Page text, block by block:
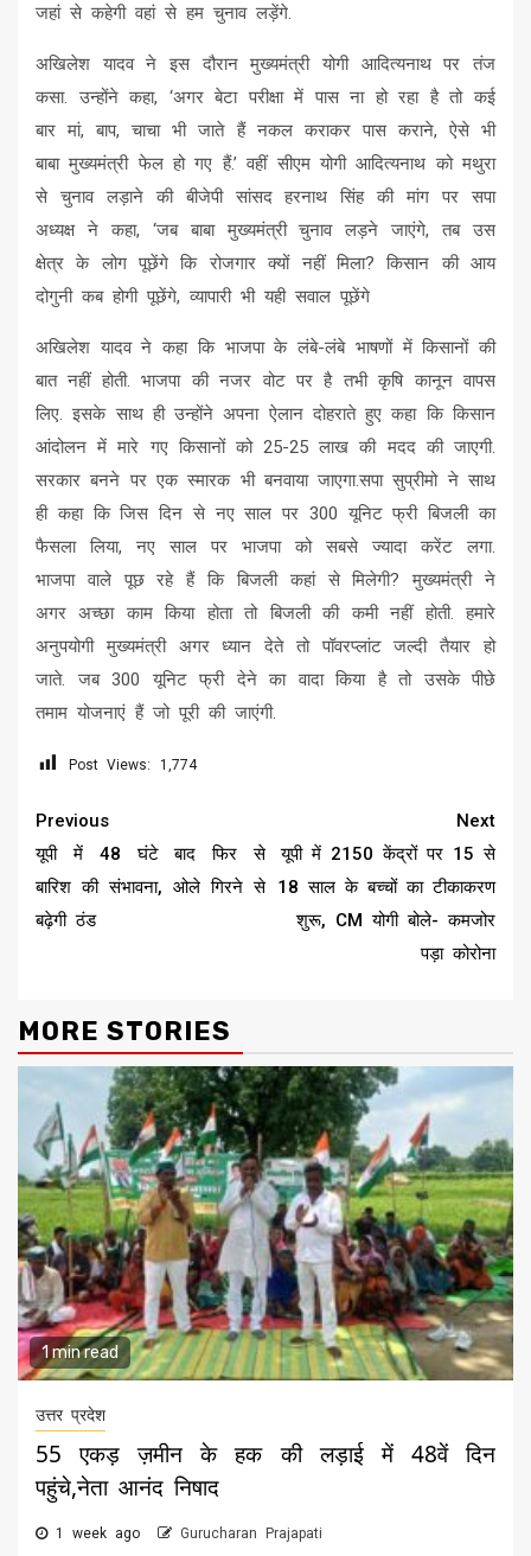
जहां से कहेगी वहां से हम चुनाव लड़ेंगे.
अखिलेश यादव ने इस दौरान मुख्यमंत्री योगी आदित्यनाथ पर तंज
कसा. उन्होंने कहा, ‘अगर बेटा परीक्षा में पास ना हो रहा है तो कई
बार मां, बाप, चाचा भी जाते हैं नकल कराकर पास कराने, ऐसे भी
बाबा मुख्यमंत्री फेल हो गए हैं.’ वहीं सीएम योगी आदित्यनाथ को मथुरा
से चुनाव लड़ाने की बीजेपी सांसद हरनाथ सिंह की मांग पर सपा
अध्यक्ष ने कहा, ‘जब बाबा मुख्यमंत्री चुनाव लड़ने जाएंगे, तब उस
क्षेत्र के लोग पूछेंगे कि रोजगार क्यों नहीं मिला? किसान की आय
दोगुनी कब होगी पूछेंगे, व्यापारी भी यही सवाल पूछेंगे
अखिलेश यादव ने कहा कि भाजपा के लंबे-लंबे भाषणों में किसानों की
बात नहीं होती. भाजपा की नजर वोट पर है तभी कृषि कानून वापस
लिए. इसके साथ ही उन्होंने अपना ऐलान दोहराते हुए कहा कि किसान
आंदोलन में मारे गए किसानों को 25-25 लाख की मदद की जाएगी.
सरकार बनने पर एक स्मारक भी बनवाया जाएगा.सपा सुप्रीमो ने साथ
ही कहा कि जिस दिन से नए साल पर 300 यूनिट फ्री बिजली का
फैसला लिया, नए साल पर भाजपा को सबसे ज्यादा करेंट लगा.
भाजपा वाले पूछ रहे हैं कि बिजली कहां से मिलेगी? मुख्यमंत्री ने
अगर अच्छा काम किया होता तो बिजली की कमी नहीं होती. हमारे
अनुपयोगी मुख्यमंत्री अगर ध्यान देते तो पॉवरप्लांट जल्दी तैयार हो
जाते. जब 300 यूनिट फ्री देने का वादा किया है तो उसके पीछे
तमाम योजनाएं हैं जो पूरी की जाएंगी.
Post Views: 1,774
Continue
Reading
Previous
यूपी में 48 घंटे बाद फिर से
बारिश की संभावना, ओले गिरने से
बढ़ेगी ठंड
Next
यूपी में 2150 केंद्रों पर 15 से
18 साल के बच्चों का टीकाकरण
शुरू, CM योगी बोले- कमजोर
पड़ा कोरोना
MORE STORIES
1 min read
उत्तर प्रदेश
55 एकड़ ज़मीन के हक की लड़ाई में 48वें दिन
पहुंचे,नेता आनंद निषाद
1 week ago Gurucharan Prajapati